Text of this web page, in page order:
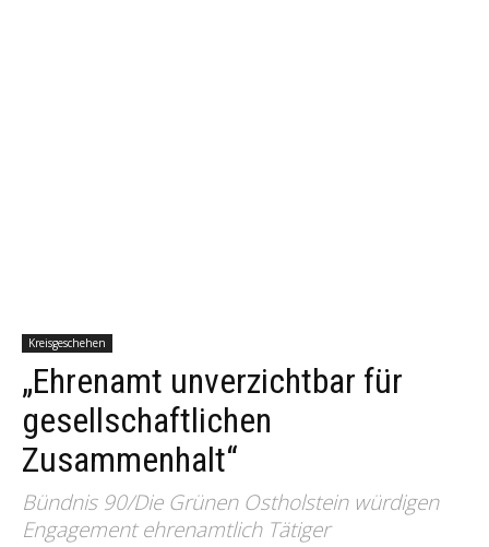
Kreisgeschehen
„Ehrenamt unverzichtbar für
gesellschaftlichen
Zusammenhalt“
Bündnis 90/Die Grünen Ostholstein würdigen
Engagement ehrenamtlich Tätiger